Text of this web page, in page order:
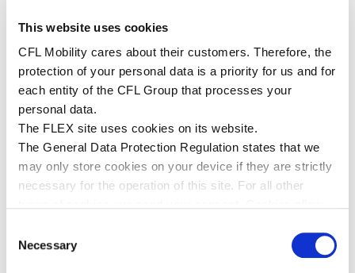
This website uses cookies
CFL Mobility cares about their customers. Therefore, the
protection of your personal data is a priority for us and for
each entity of the CFL Group that processes your
personal data.
The FLEX site uses cookies on its website.
The General Data Protection Regulation states that we
may only store cookies on your device if they are strictly
necessary for the operation of this site. For all other
social media features and analyse our traffic. We use
various service providers who may use cookies, you will
Selection
Necessary
STAY-
CATION
👉 PSSST... CLIQUEZ SUR LE LIEN INSTAGRAM POUR